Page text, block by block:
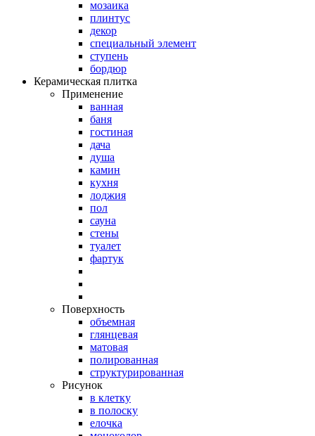
мозаика
плинтус
декор
специальный элемент
ступень
бордюр
Керамическая плитка
Применение
ванная
баня
гостиная
дача
душа
камин
кухня
лоджия
пол
сауна
стены
туалет
фартук
Поверхность
объемная
глянцевая
матовая
полированная
структурированная
Рисунок
в клетку
в полоску
елочка